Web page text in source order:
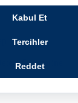
Submarine